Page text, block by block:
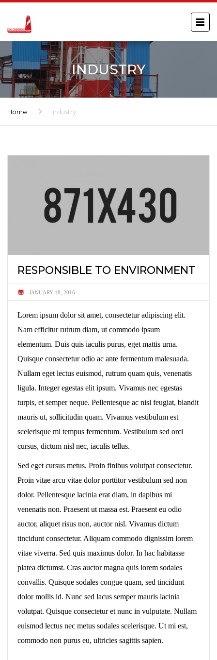
INDUSTRY
Home Industry
RESPONSIBLE TO ENVIRONMENT
JANUARY 18, 2016
Lorem ipsum dolor sit amet, consectetur adipiscing elit.
Nam efficitur rutrum diam, ut commodo ipsum
elementum. Duis quis iaculis purus, eget mattis urna.
Quisque consectetur odio ac ante fermentum malesuada.
Nullam eget lectus euismod, rutrum quam quis, venenatis
ligula. Integer egestas elit ipsum. Vivamus nec egestas
turpis, et semper neque. Pellentesque ac nisl feugiat, blandit
mauris ut, sollicitudin quam. Vivamus vestibulum est
scelerisque mi tempus fermentum. Vestibulum sed orci
cursus, dictum nisl nec, iaculis tellus.
Sed eget cursus metus. Proin finibus volutpat consectetur.
Proin vitae arcu vitae dolor porttitor vestibulum sed non
dolor. Pellentesque lacinia erat diam, in dapibus mi
venenatis non. Praesent ut massa est. Praesent eu odio
auctor, aliquet risus non, auctor nisl. Vivamus dictum
tincidunt consectetur. Aliquam commodo dignissim lorem
vitae viverra. Sed quis maximus dolor. In hac habitasse
platea dictumst. Cras auctor magna quis lorem sodales
convallis. Quisque sodales congue quam, sed tincidunt
dolor mollis id. Nunc sed lacus semper mauris lacinia
volutpat. Quisque consectetur et nunc in vulputate. Nullam
euismod lectus nec metus sodales scelerisque. Ut mi est,
commodo non purus eu, ultricies sagittis sapien.